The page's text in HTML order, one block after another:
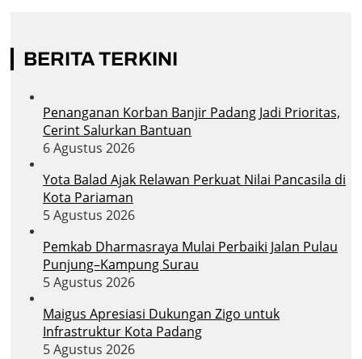
BERITA TERKINI
Penanganan Korban Banjir Padang Jadi Prioritas,
Cerint Salurkan Bantuan
6 Agustus 2026
Yota Balad Ajak Relawan Perkuat Nilai Pancasila di
Kota Pariaman
5 Agustus 2026
Pemkab Dharmasraya Mulai Perbaiki Jalan Pulau
Punjung–Kampung Surau
5 Agustus 2026
Maigus Apresiasi Dukungan Zigo untuk
Infrastruktur Kota Padang
5 Agustus 2026